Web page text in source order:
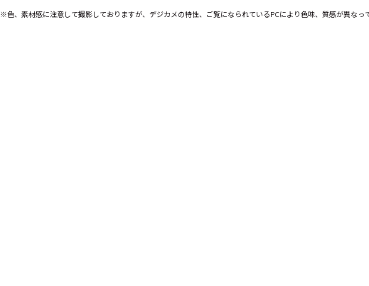
※色、素材感に注意して撮影しておりますが、デジカメの特性、ご覧になられているPCにより色味、質感が異なっ